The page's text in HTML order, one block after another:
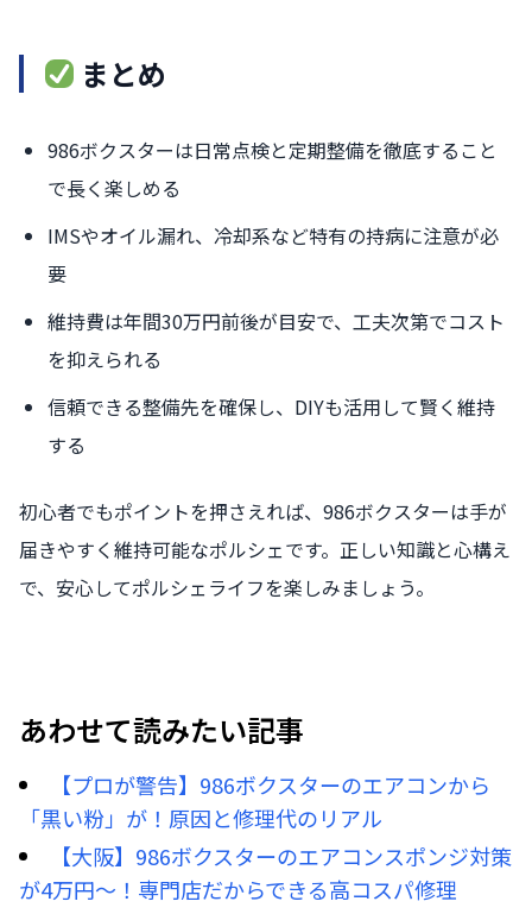
まとめ
986ボクスターは日常点検と定期整備を徹底すること
で長く楽しめる
IMSやオイル漏れ、冷却系など特有の持病に注意が必
要
維持費は年間30万円前後が目安で、工夫次第でコスト
を抑えられる
信頼できる整備先を確保し、DIYも活用して賢く維持
する
初心者でもポイントを押さえれば、986ボクスターは手が
届きやすく維持可能なポルシェです。正しい知識と心構え
で、安心してポルシェライフを楽しみましょう。
あわせて読みたい記事
【プロが警告】986ボクスターのエアコンから
「黒い粉」が！原因と修理代のリアル
【大阪】986ボクスターのエアコンスポンジ対策
が4万円〜！専門店だからできる高コスパ修理